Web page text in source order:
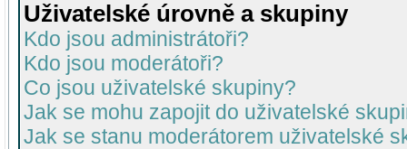
Uživatelské úrovně a skupiny
Kdo jsou administrátoři?
Kdo jsou moderátoři?
Co jsou uživatelské skupiny?
Jak se mohu zapojit do uživatelské
Jak se stanu moderátorem uživatelské